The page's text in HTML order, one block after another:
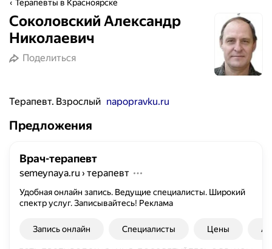
Терапевты в Красноярске
Соколовский Александр
Николаевич
Поделиться
Терапевт. Взрослый napopravku.ru
Предложения
Врач-терапевт
semeynaya.ru › терапевт
Удобная онлайн запись. Ведущие специалисты. Широкий
спектр услуг. Записывайтесь! Реклама
Запись онлайн Специалисты Цены